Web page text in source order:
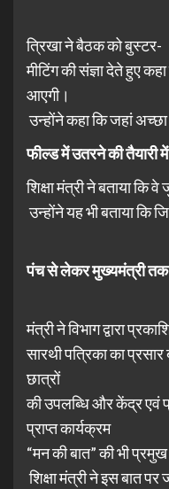
त्रिखा ने बैठक को बुस्टर-
मीटिंग की संज्ञा देते हुए
आएगी।
उन्होंने कहा कि जहां
फील्ड में उतरने की तैयारी
शिक्षा मंत्री ने बताया कि
उन्होंने यह भी बताया
पंचसेलेकरमुख्यमंत्रीतक
मंत्री ने विभाग द्वारा
सारथी पत्रिका का
छात्रों
की उपलब्धि और केंद्र एवं
प्राप्त कार्यक्रम
“मन की बात” की भी
शिक्षा मंत्री ने इस बात पर